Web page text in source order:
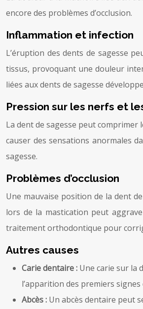
encore des problèmes d’occlusion.
Inflammation et infection
L’éruption des dents de sagesse
tissus, provoquant une douleur
liées aux dents de sagesse
Pression sur les nerfs et
La dent de sagesse peut
causer des sensations anormales
sagesse.
Problèmes d’occlusion
Une mauvaise position de la dent
lors de la mastication peut
traitement orthodontique pour
Autres causes
Carie dentaire : Une carie sur la
l’apparition des premiers
Abcès : Un abcès dentaire peut